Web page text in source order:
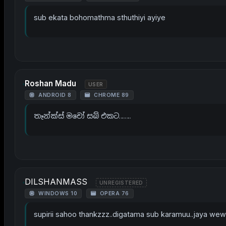
sub ekata bohomathma sthuthiyi ayiye
Roshan Madu USER
ANDROID 8 CHROME 89
තෑන්ක්ස් මචෝ සබ් එකට……
DILSHANMASS UNREGISTERED
WINDOWS 10 OPERA 76
supirii sahoo thankzzz..digatama sub karamuu..jaya